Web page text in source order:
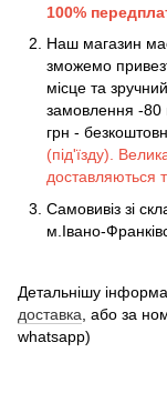
100%
Наш магазин
зможемо
місце та
замовлення -80
грн -
(під'їзду).
доставляються
Самовивіз зі
м.Івано-
Детальнішу
доставка , або за
whatsapp)